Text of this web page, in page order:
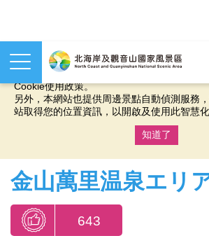
本網站使用cookies等相關技術以持續優化網
您提供更佳的體驗，當您繼續使用本網站即
Cookie使用政策。
另外，本網站也提供周邊景點自動偵測服務
站取得您的位置資訊，以開啟及使用此智慧化
知道了
金山萬里温泉エリ
643